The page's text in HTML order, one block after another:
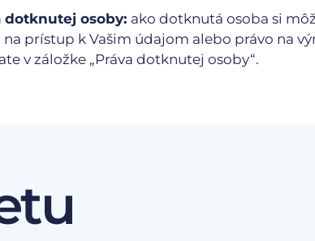
dotknutej osoby: ako dotknutá osoba si
na prístup k Vašim údajom alebo právo na
v záložke „Práva dotknutej osoby“.